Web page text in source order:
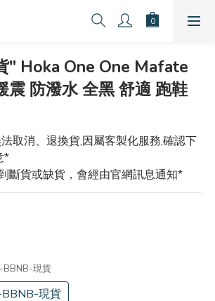
" Hoka One One Mafate
震 防潑水 全黑 舒適 跑鞋
取消、退換貨,因屬客製化服務,確認下
*
斷貨或缺貨，會經由官網訊息通知*
BBNB-現貨
現貨